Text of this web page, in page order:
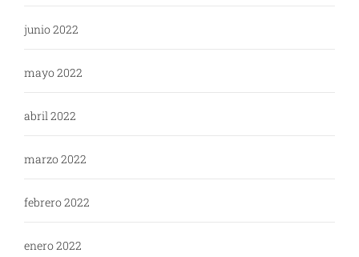
junio 2022
mayo 2022
abril 2022
marzo 2022
febrero 2022
enero 2022